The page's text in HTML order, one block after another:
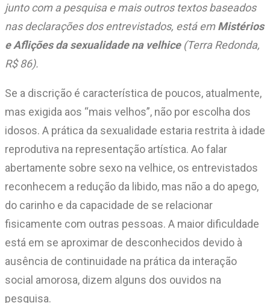
junto com a pesquisa e mais outros textos baseados
nas declarações dos entrevistados, está emMistérios
e Aflições da sexualidade na velhice(Terra Redonda,
R$ 86).
Se a discrição é característica de poucos, atualmente,
mas exigida aos “mais velhos”, não por escolha dos
idosos. A prática da sexualidade estaria restrita à idade
reprodutiva na representação artística. Ao falar
abertamente sobre sexo na velhice, os entrevistados
reconhecem a redução da libido, mas não a do apego,
do carinho e da capacidade de se relacionar
fisicamente com outras pessoas. A maior dificuldade
está em se aproximar de desconhecidos devido à
ausência de continuidade na prática da interação
social amorosa, dizem alguns dos ouvidos na
pesquisa.